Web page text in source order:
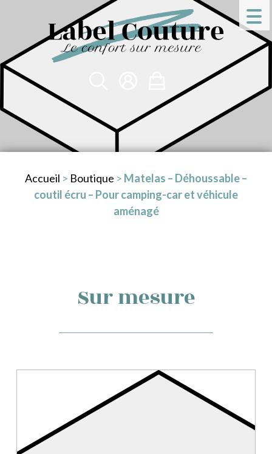
Accueil > Boutique > Matelas – Déhoussable –
coutil écru – Pour camping-car et véhicule
aménagé
Sur mesure